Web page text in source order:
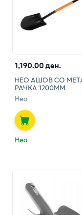
1,190.00 ден.
НЕО АШОВ СО
РАЧКА 1200ММ
Нео
Нео